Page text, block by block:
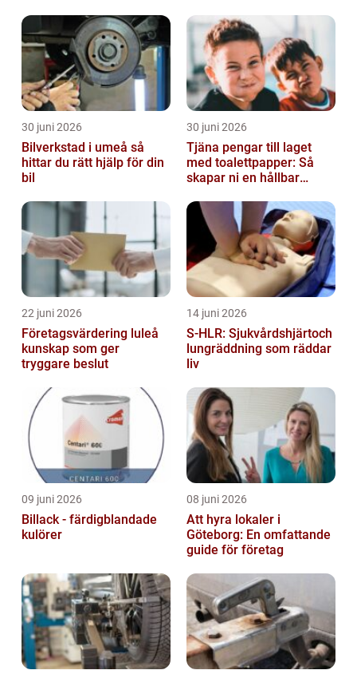
30 juni 2026
Bilverkstad i umeå så
hittar du rätt hjälp för din
bil
30 juni 2026
Tjäna pengar till laget
med toalettpapper: Så
skapar ni en hållbar
22 juni 2026
Företagsvärdering luleå
kunskap som ger
tryggare beslut
14 juni 2026
S-HLR: Sjukvårdshjärtoch
lungräddning som räddar
liv
09 juni 2026
Billack - färdigblandade
kulörer
08 juni 2026
Att hyra lokaler i
Göteborg: En omfattande
guide för företag